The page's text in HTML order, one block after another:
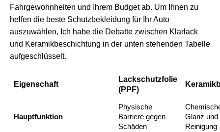
Fahrgewohnheiten und Ihrem Budget ab. Um Ihnen zu
helfen die beste Schutzbekleidung für Ihr Auto
auszuwählen, Ich habe die Debatte zwischen Klarlack
und Keramikbeschichtung in der unten stehenden Tabelle
aufgeschlüsselt.
Eigenschaft
Lackschutzfolie
(PPF)
Hauptfunktion
Physische
Barriere gegen
Schäden
Glanz und
Reinigung